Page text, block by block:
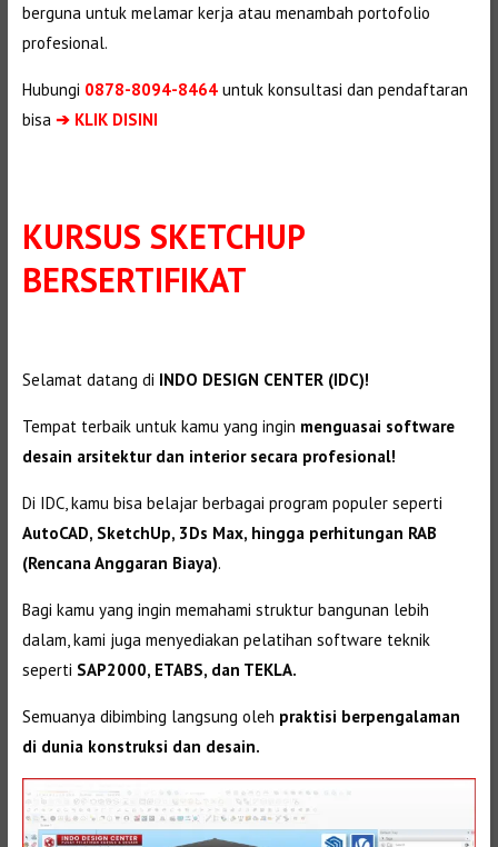
berguna untuk melamar kerja atau menambah portofolio
profesional.
Hubungi 0878-8094-8464untuk konsultasi dan pendaftaran
bisa ➔ KLIK DISINI
KURSUS SKETCHUP
BERSERTIFIKAT
Selamat datang di INDO DESIGN CENTER (IDC)!
Tempat terbaik untuk kamu yang ingin menguasai software
desain arsitektur dan interior secara profesional!
Di IDC, kamu bisa belajar berbagai program populer seperti
AutoCAD, SketchUp, 3Ds Max, hingga perhitungan RAB
(Rencana Anggaran Biaya).
Bagi kamu yang ingin memahami struktur bangunan lebih
dalam, kami juga menyediakan pelatihan software teknik
seperti SAP2000, ETABS, dan TEKLA.
Semuanya dibimbing langsung oleh praktisi berpengalaman
di dunia konstruksi dan desain.